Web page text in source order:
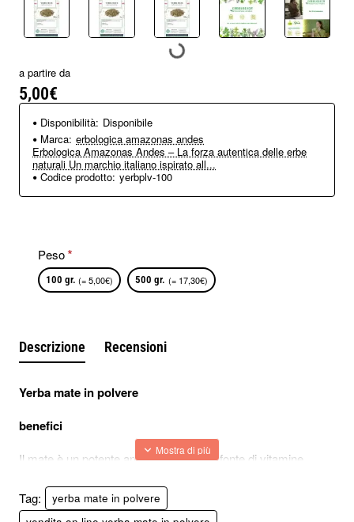
a partire da
5,00€
Disponibilità: Disponibile
Marca: erbologica amazonas andes
Erbologica Amazonas Andes – La forza autentica delle erbe
naturali Un marchio italiano ispirato all...
Codice prodotto: yerbplv-100
Peso
100 gr. (= 5,00€) 500 gr. (= 17,30€)
Descrizione Recensioni
Yerba mate in polvere
benefici
Il mate è un potente antiossidante, una fonte di vitamine,
principali vantaggi di mate sono:
Tag:
yerba mate in polvere